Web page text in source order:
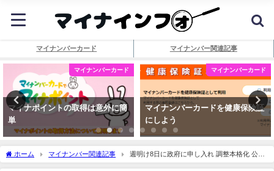
マイナンバーカード マイナンバー関連記事
マイナンバーカード
マイナポイントの取得は意外に簡
単
マイナンバーカード
マイナンバーカードを健康保険証
にしよう
ホーム マイナンバー関連記事
週明け8日に政府に申し入れ 調整本格化 公明
党「18歳以下に現金10万円」 - FNNプライムオンライン